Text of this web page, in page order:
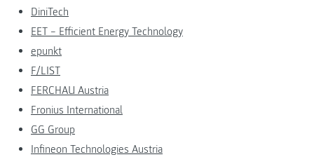
DiniTech
EET – Efficient Energy Technology
epunkt
F/LIST
FERCHAU Austria
Fronius International
GG Group
Infineon Technologies Austria